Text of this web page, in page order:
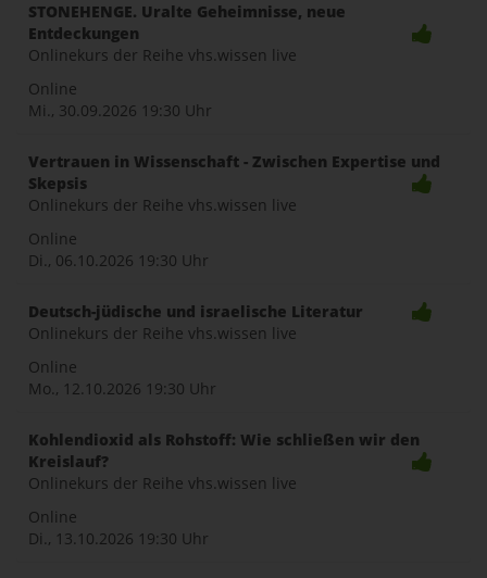
STONEHENGE. Uralte Geheimnisse, neue
Entdeckungen
Onlinekurs der Reihe vhs.wissen live
Online
Mi., 30.09.2026 19:30 Uhr
Vertrauen in Wissenschaft - Zwischen Expertise und
Skepsis
Onlinekurs der Reihe vhs.wissen live
Online
Di., 06.10.2026 19:30 Uhr
Deutsch-jüdische und israelische Literatur
Onlinekurs der Reihe vhs.wissen live
Online
Mo., 12.10.2026 19:30 Uhr
Kohlendioxid als Rohstoff: Wie schließen wir den
Kreislauf?
Onlinekurs der Reihe vhs.wissen live
Online
Di., 13.10.2026 19:30 Uhr